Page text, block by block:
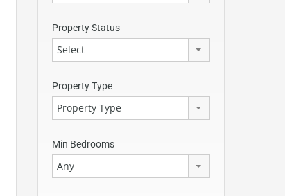
Property Status
Select
Property Type
Property Type
Min Bedrooms
Any